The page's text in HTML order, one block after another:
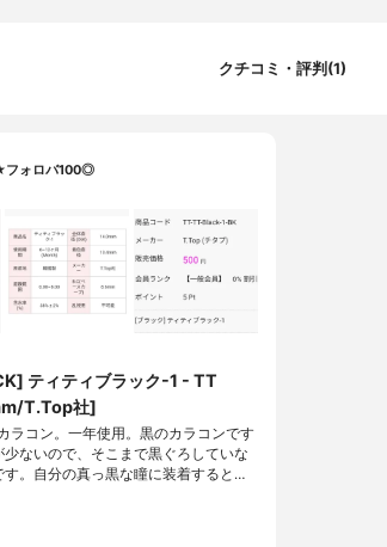
クチコミ・評判(1)
フォロバ100◎
ティティブラック-1 - TT
T.Top社]
ラコン。一年使用。黒のカラコンです
ないので、そこまで黒ぐろしていな
す。自分の真っ黒な瞳に装着すると…